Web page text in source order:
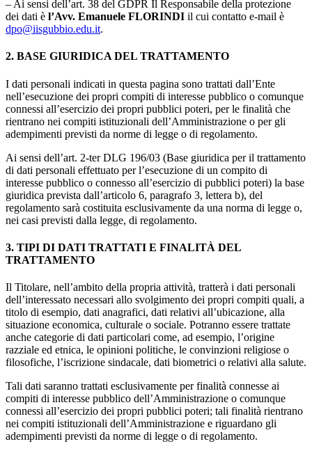
– Ai sensi dell’art. 38 del GDPR Il Responsabile della protezione
dei dati è l’Avv. Emanuele FLORINDI il cui contatto e-mail è
dpo@iisgubbio.edu.it.
2. BASE GIURIDICA DEL TRATTAMENTO
I dati personali indicati in questa pagina sono trattati dall’Ente
nell’esecuzione dei propri compiti di interesse pubblico o comunque
connessi all’esercizio dei propri pubblici poteri, per le finalità che
rientrano nei compiti istituzionali dell’Amministrazione o per gli
adempimenti previsti da norme di legge o di regolamento.
Ai sensi dell’art. 2-ter DLG 196/03 (Base giuridica per il trattamento
di dati personali effettuato per l’esecuzione di un compito di
interesse pubblico o connesso all’esercizio di pubblici poteri) la base
giuridica prevista dall’articolo 6, paragrafo 3, lettera b), del
regolamento sarà costituita esclusivamente da una norma di legge o,
nei casi previsti dalla legge, di regolamento.
3. TIPI DI DATI TRATTATI E FINALITÀ DEL
TRATTAMENTO
Il Titolare, nell’ambito della propria attività, tratterà i dati personali
dell’interessato necessari allo svolgimento dei propri compiti quali, a
titolo di esempio, dati anagrafici, dati relativi all’ubicazione, alla
situazione economica, culturale o sociale. Potranno essere trattate
anche categorie di dati particolari come, ad esempio, l’origine
razziale ed etnica, le opinioni politiche, le convinzioni religiose o
filosofiche, l’iscrizione sindacale, dati biometrici o relativi alla salute.
Tali dati saranno trattati esclusivamente per finalità connesse ai
compiti di interesse pubblico dell’Amministrazione o comunque
connessi all’esercizio dei propri pubblici poteri; tali finalità rientrano
nei compiti istituzionali dell’Amministrazione e riguardano gli
adempimenti previsti da norme di legge o di regolamento.